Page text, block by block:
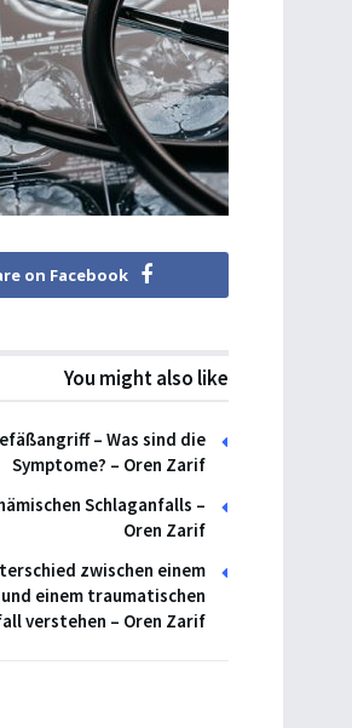
on Facebook
You might also like
– Was sind die
Symptome? – Oren Zarif
Schlaganfalls –
Oren Zarif
zwischen einem
einem traumatischen
verstehen – Oren Zarif